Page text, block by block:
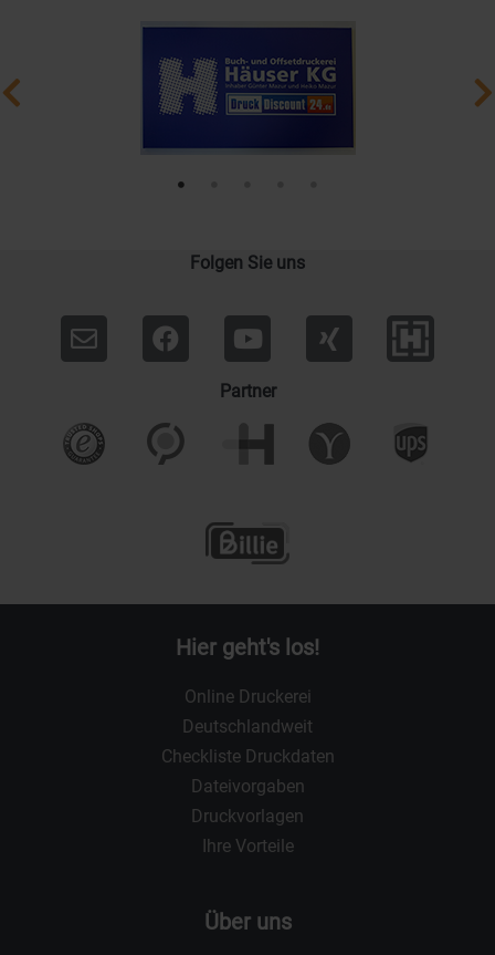
Folgen Sie uns
Partner
Hier geht's los!
Online Druckerei
Deutschlandweit
Checkliste Druckdaten
Dateivorgaben
Druckvorlagen
Ihre Vorteile
Über uns